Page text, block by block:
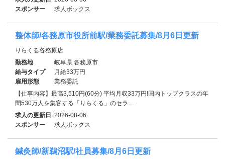
スポンサー
求人ボックス
整体師/各務原市役所前駅/業務委託募集/8月6日更新
りらくる各務原店
勤務地
岐阜県 各務原市
給与タイプ
月給33万円
雇用形態
業務委託
【仕事内容】最高3,510円(60分) 平均月収33万円!国内トップクラスの年
間530万人を集客する「りらくる」のセラ…
求人の更新日 2026-08-06
スポンサー
求人ボックス
鍼灸師/新鵜沼駅/社員募集/8月6日更新